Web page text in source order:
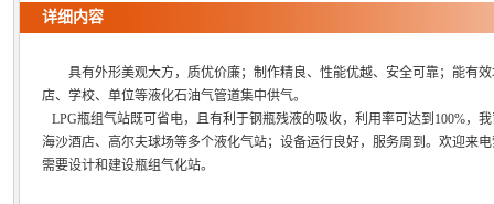
详细内容
具有外形美观大方，质优价廉；制作精良、性能优越、安全可靠；能有
店、学校、单位等液化石油气管道集中供气。
LPG瓶组气站既可省电，且有利于钢瓶残液的吸收，利用率可达到100%，
海沙酒店、高尔夫球场等多个液化气站；设备运行良好，服务周到。欢迎来
需要设计和建设瓶组气化站。